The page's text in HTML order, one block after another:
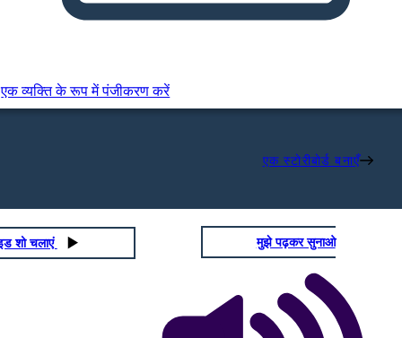
एक व्यक्ति के रूप में पंजीकरण करें
एक स्टोरीबोर्ड बनाएँ
शो चलाएं मुझे पढ़कर सुनाओ